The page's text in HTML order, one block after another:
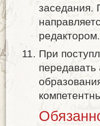
заседания.
редактором.
При